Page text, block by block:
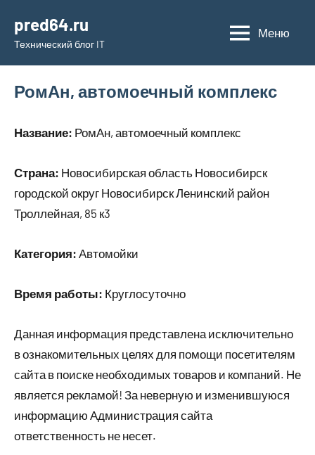
содержимому
pred64.ru
Технический блог IT
Меню
РомАн, автомоечный комплекс
Название: РомАн, автомоечный комплекс
Страна: Новосибирская область Новосибирск
городской округ Новосибирск Ленинский район
Троллейная, 85 к3
Категория: Автомойки
Время работы: Круглосуточно
Данная информация представлена исключительно
в ознакомительных целях для помощи посетителям
сайта в поиске необходимых товаров и компаний. Не
является рекламой! За неверную и изменившуюся
информацию Администрация сайта
ответственность не несет.